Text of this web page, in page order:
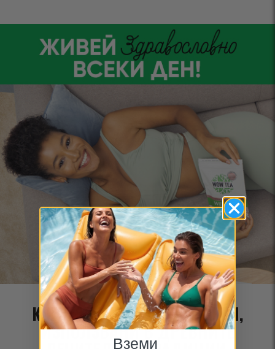
КОМПЛЕКС ОТ РЕДКИ БИЛКИ,
ИЗПОЛЗВАНИ В ДРЕВНИТЕ
Вземи